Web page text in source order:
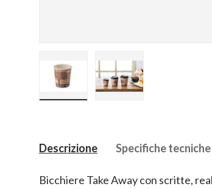
Descrizione Specifiche tecniche
Bicchiere Take Away con scritte,